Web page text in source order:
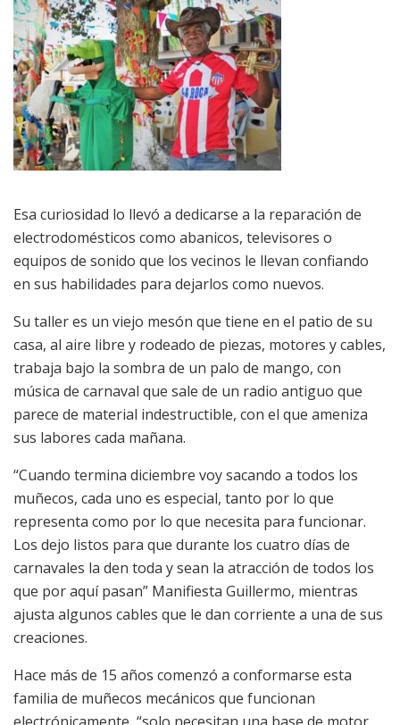
Esa curiosidad lo llevó a dedicarse a la reparación de
electrodomésticos como abanicos, televisores o
equipos de sonido que los vecinos le llevan confiando
en sus habilidades para dejarlos como nuevos.
Su taller es un viejo mesón que tiene en el patio de su
casa, al aire libre y rodeado de piezas, motores y cables,
trabaja bajo la sombra de un palo de mango, con
música de carnaval que sale de un radio antiguo que
parece de material indestructible, con el que ameniza
sus labores cada mañana.
“Cuando termina diciembre voy sacando a todos los
muñecos, cada uno es especial, tanto por lo que
representa como por lo que necesita para funcionar.
Los dejo listos para que durante los cuatro días de
carnavales la den toda y sean la atracción de todos los
que por aquí pasan” Manifiesta Guillermo, mientras
ajusta algunos cables que le dan corriente a una de sus
creaciones.
Hace más de 15 años comenzó a conformarse esta
familia de muñecos mecánicos que funcionan